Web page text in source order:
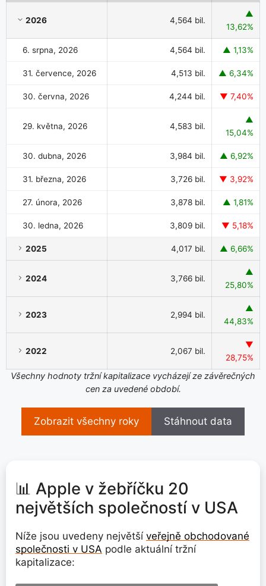
2026 4,564 bil.
▲
13,62%
6. srpna, 2026 4,564 bil. ▲ 1,13%
31. července, 2026 4,513 bil. ▲ 6,34%
30. června, 2026 4,244 bil. ▼ 7,40%
29. května, 2026 4,583 bil.
▲
15,04%
30. dubna, 2026 3,984 bil. ▲ 6,92%
31. března, 2026 3,726 bil. ▼ 3,92%
27. února, 2026 3,878 bil. ▲ 1,81%
30. ledna, 2026 3,809 bil. ▼ 5,18%
2025 4,017 bil. ▲ 6,66%
2024 3,766 bil.
▲
25,80%
2023 2,994 bil.
▲
44,83%
2022 2,067 bil.
▼
28,75%
Všechny hodnoty tržní kapitalizace vycházejí ze závěrečných
cen za uvedené období.
Zobrazit všechny roky Stáhnout data
📊 Apple v žebříčku 20
největších společností v USA
Níže jsou uvedeny největší veřejně obchodované
společnosti v USA podle aktuální tržní
kapitalizace: